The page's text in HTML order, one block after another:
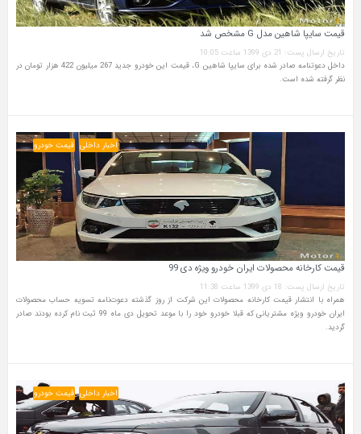
قیمت سایپا شاهین مدل G مشخص شد
تاریخ ارسال پست: 21 دی 1399 ساعت 10:05
داخل دعوتنامه صادر شده برای سایپا شاهین G، قیمت این خودرو جدید 267 میلیون 422 هزار تومان در
نظر گرفته شده است.
اخبار داخلی قیمت خودرو
قیمت کارخانه محصولات ایران خودرو ویژه دی 99
تاریخ ارسال پست: 18 دی 1399 ساعت 11:38
همراه با انتشار قیمت کارخانه محصولات این شرکت از روز گذشته دعوت‌نامه تسویه حساب محصولات
ایران خودرو ویژه مشتریانی که قبلا خودرو خود را با موعد تحویل دی ماه 99 ثبت نام کرده بودند صادر
گردید.
اخبار داخلی قیمت خودرو